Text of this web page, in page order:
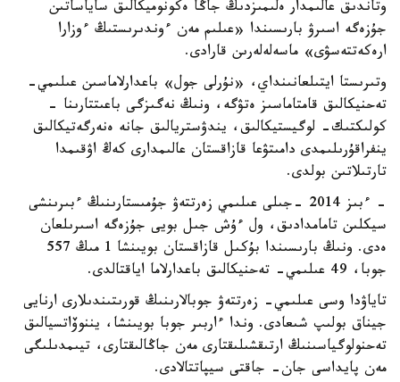
وتاندىق عالىمدار ەلىمىزدىڭ جاڭا ەكونوميكالىق ساياساتىن
جۇزەگە اسىرۋ بارىسىندا «عىلىم مەن ءوندىرىستىڭ ءوزارا
ارەكەتتەسۋى» ماسەلەلەرىن قارادى.
وتىرىستا ايتىلعانىنداي، «نۇرلى جول» باعدارلاماسىن عىلىمي-
تەحنيكالىق قامتاماسىز ەتۋگە، ونىڭ نەگىزگى باعىتتارىنا -
كولىكتىك- لوگيستيكالىق، يندۋستريالىق جانە ەنەرگەتيكالىق
ينفراقۇرىلىمدى دامىتۋعا قازاقستان عالىمدارى كەڭ اۋقىمدا
تارتىلاتىن بولدى.
- ءبىز 2014 -جىلى عىلىمي زەرتتەۋ جۇمىستارىنىڭ ءبىرىنشى
سيكلىن تامامدادىق، ول ءۇش جىل بويى جۇزەگە اسىرىلعان
ەدى. ونىڭ بارىسىندا بۇكىل قازاقستان بويىنشا 1 مىڭ 557
جوبا، 49 عىلىمي- تەحنيكالىق باعدارلاما اياقتالدى.
تاياۋدا وسى عىلىمي- زەرتتەۋ جوبالارىنىڭ قورىتىندىلارى ارنايى
جيناق بولىپ شىعادى. وندا ءاربىر جوبا بويىنشا، يننوۆاتسيالىق
تەحنولوگياسىنىڭ ارتىقشىلىقتارى مەن جاڭالىقتارى، تيىمدىلىگى
مەن پايداسى جان- جاقتى سيپاتتالادى.